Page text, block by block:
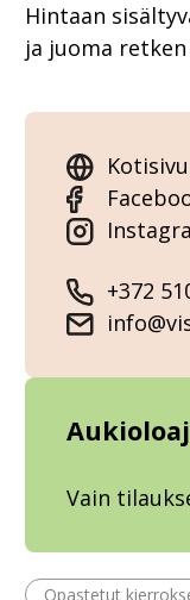
Hintaan
ja juoma
Kotisivu
+372
Vain
Opastetut